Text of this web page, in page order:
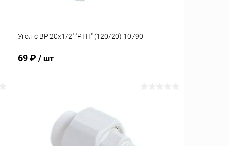
Угол с ВР 20х1/2" "РТП" (120/20) 10790
69 ₽ / шт
Купить в 1 клик К сравнению
В избранное В наличии